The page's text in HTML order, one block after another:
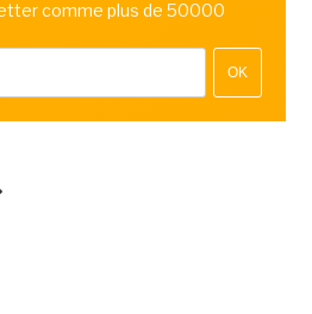
comme plus de 50000
OK